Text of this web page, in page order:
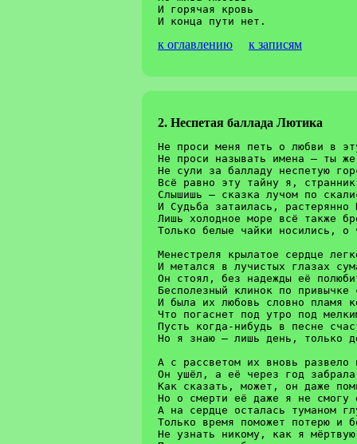
И горячая кровь
к оглавлению к записям
2. Неспетая баллада Лютика
Не проси меня петь о любви в эту
Не проси называть имена – ты же понял
Не сули за балладу неспетую горсть
Всё равно эту тайну я, странник,
Слышишь – сказка лучом по скалистым
И Судьба затаилась, растерянно Нить
Лишь холодное море всё также
Только белые чайки носились, о чём-то
Менестреля крылатое сердце
И метался в лучистых глазах
Он стоял, без надежды её
Бесполезный клинок по привычке
И была их любовь словно пламя
Что погаснет под утро под
Пусть когда-нибудь в песне
Но я знаю – лишь день, только
А с рассветом их вновь развело
Он ушёл, а её через год
Как сказать, может, он даже
Но о смерти её даже я не смогу
А на сердце осталась туманом
Только время поможет потерю и
Не узнать никому, как я